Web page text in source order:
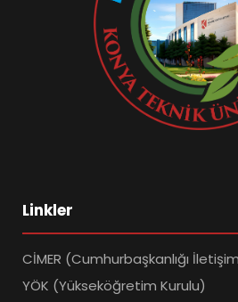
Linkler
CİMER (Cumhurbaşkanlığı
YÖK (Yükseköğretim Kurulu)